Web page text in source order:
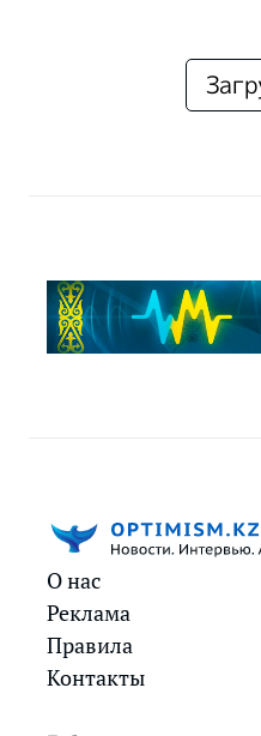
О нас
Реклама
Правила
Контакты